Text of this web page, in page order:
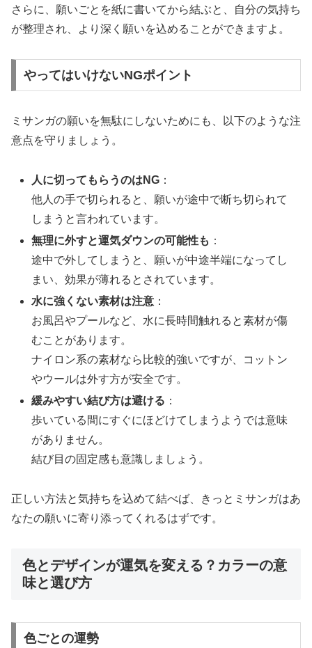
さらに、願いごとを紙に書いてから結ぶと、自分の気持ち
が整理され、より深く願いを込めることができますよ。
やってはいけないNGポイント
ミサンガの願いを無駄にしないためにも、以下のような注
意点を守りましょう。
人に切ってもらうのはNG ：
他人の手で切られると、願いが途中で断ち切られて
しまうと言われています。
無理に外すと運気ダウンの可能性も ：
途中で外してしまうと、願いが中途半端になってし
まい、効果が薄れるとされています。
水に強くない素材は注意 ：
お風呂やプールなど、水に長時間触れると素材が傷
むことがあります。
ナイロン系の素材なら比較的強いですが、コットン
やウールは外す方が安全です。
緩みやすい結び方は避ける ：
歩いている間にすぐにほどけてしまうようでは意味
がありません。
結び目の固定感も意識しましょう。
正しい方法と気持ちを込めて結べば、きっとミサンガはあ
なたの願いに寄り添ってくれるはずです。
色とデザインが運気を変える？カラーの意
味と選び方
色ごとの運勢